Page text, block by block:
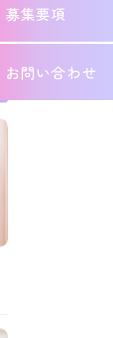
募集要項
お問い合わせ